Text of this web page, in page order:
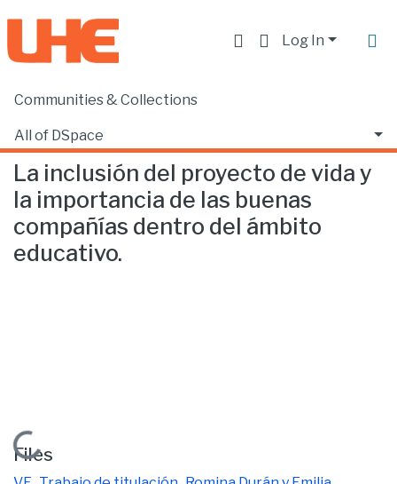
Log In
Communities & Collections
All of DSpace
Statistics
Home Facultad de Educación
La inclusión del proyecto de vida y
la importancia de las buenas
compañías dentro del ámbito
educativo.
Loading...
Files